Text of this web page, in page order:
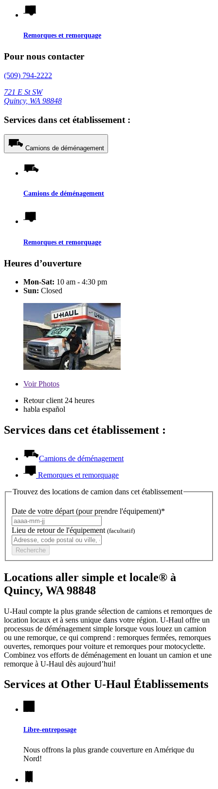
Remorques et remorquage
Pour nous contacter
(509) 794-2222
721 E St SW
Quincy, WA 98848
Services dans cet établissement :
Camions de déménagement
Camions de déménagement
Remorques et remorquage
Heures d’ouverture
Mon-Sat: 10 am - 4:30 pm
Sun: Closed
VoirPhotos
Retour client 24 heures
habla español
Services dans cet établissement :
Camions de déménagement
Remorques et remorquage
Trouvez des locations de camion dans cet établissement
Date de votre départ (pour prendre l'équipement)*
Lieu de retour de l'équipement (facultatif)
Recherche
Locations aller simple et locale® à
Quincy, WA 98848
U-Haul compte la plus grande sélection de camions et remorques de
location locaux et à sens unique dans votre région. U-Haul offre un
processus de déménagement simple lorsque vous louez un camion
ou une remorque, ce qui comprend : remorques fermées, remorques
ouvertes, remorques pour voiture et remorques pour motocyclette.
Combinez vos efforts de déménagement en louant un camion et une
remorque à U-Haul dès aujourd’hui!
Services at Other U-Haul Établissements
Libre-entreposage
Nous offrons la plus grande couverture en Amérique du
Nord!